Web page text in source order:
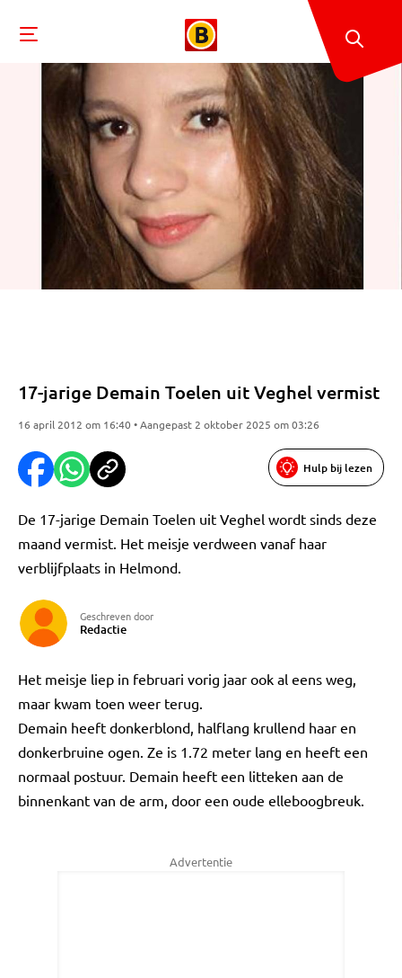
17-jarige Demain Toelen uit Veghel vermist
16 april 2012 om 16:40 • Aangepast 2 oktober 2025 om 03:26
Hulp bij lezen
De 17-jarige Demain Toelen uit Veghel wordt sinds deze
maand vermist. Het meisje verdween vanaf haar
verblijfplaats in Helmond.
Geschreven door
Redactie
Het meisje liep in februari vorig jaar ook al eens weg,
maar kwam toen weer terug.
Demain heeft donkerblond, halflang krullend haar en
donkerbruine ogen. Ze is 1.72 meter lang en heeft een
normaal postuur. Demain heeft een litteken aan de
binnenkant van de arm, door een oude elleboogbreuk.
Advertentie